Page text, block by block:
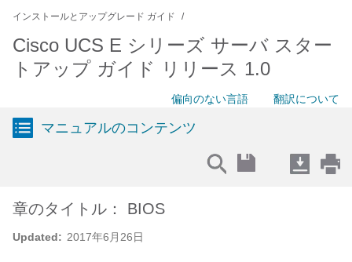
インストールとアップグレード ガイド
Cisco UCS E シリーズ サーバ スター
トアップ ガイド リリース 1.0
偏向のない言語 翻訳について
マニュアルのコンテンツ
Updated: 2017年6月26日
章のタイトル： BIOS